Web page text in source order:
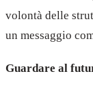
volontà delle
un messaggio
Guardare al